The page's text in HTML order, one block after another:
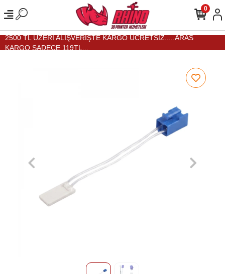
2500 TL ÜZERİ ALIŞVERİŞTE KARGO ÜCRETSİZ.....ARAS
KARGO SADECE 119TL...
0